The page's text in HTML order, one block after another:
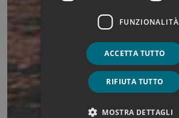
FUNZIONALITÀ
ACCETTA TUTTO
RIFIUTA TUTTO
MOSTRA DETTAGLI